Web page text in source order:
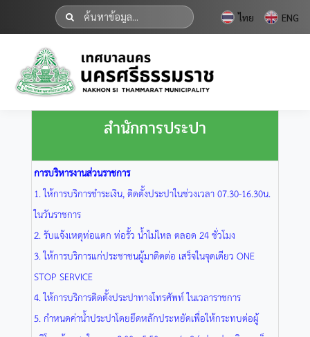
ไทย ENG
สำนักการประปา
การบริหารงานส่วนราชการ
1. ให้การบริการชำระเงิน, ติดตั้งประปาในช่วงเวลา 07.30-16.30น.
ในวันราชการ
2. รับแจ้งเหตุท่อแตก ท่อรั้ว น้ำไม่ไหล ตลอด 24 ชั่วโมง
3. ให้การบริการแก่ประชาชนผู้มาติดต่อ เสร็จในจุดเดียว ONE
STOP SERVICE
4. ให้การบริการติดตั้งประปาทางโทรศัพท์ ในเวลาราชการ
5. กำหนดค่าน้ำประปาโดยยึดหลักประหยัดเพื่อให้กระทบต่อผู้